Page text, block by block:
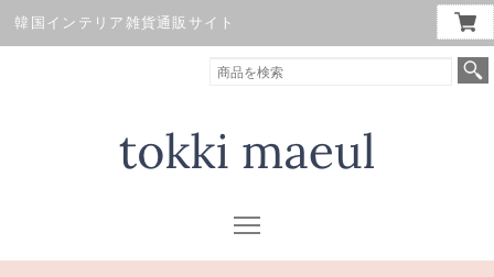
韓国インテリア雑貨通販サイト